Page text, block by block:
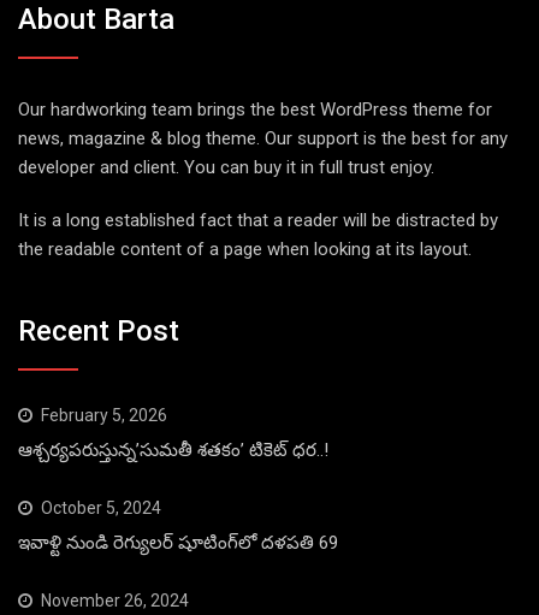
About Barta
Our hardworking team brings the best WordPress theme for
news, magazine & blog theme. Our support is the best for any
developer and client. You can buy it in full trust enjoy.
It is a long established fact that a reader will be distracted by
the readable content of a page when looking at its layout.
Recent Post
February 5, 2026
ఆశ్చర్యపరుస్తున్న’సుమతీ శతకం’ టికెట్ ధర..!
October 5, 2024
ఇవాళ్టి నుండి రెగ్యులర్ షూటింగ్‌లో దళపతి 69
November 26, 2024